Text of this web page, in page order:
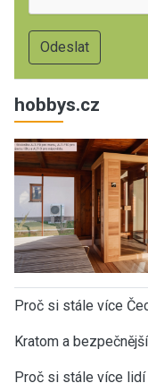
hobbys.cz
Proč si stále více
Kratom a
Proč si stále více lidí